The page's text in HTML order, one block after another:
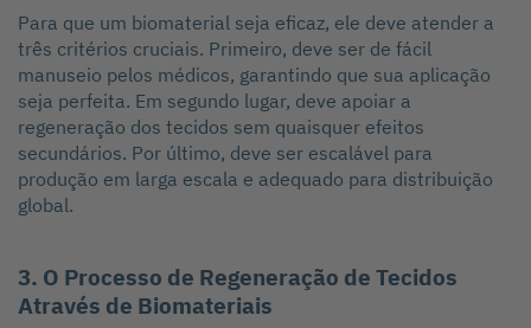
Para que um biomaterial seja eficaz, ele deve atender a
três critérios cruciais. Primeiro, deve ser de fácil
manuseio pelos médicos, garantindo que sua aplicação
seja perfeita. Em segundo lugar, deve apoiar a
regeneração dos tecidos sem quaisquer efeitos
secundários. Por último, deve ser escalável para
produção em larga escala e adequado para distribuição
global.
3. O Processo de Regeneração de Tecidos
Através de Biomateriais